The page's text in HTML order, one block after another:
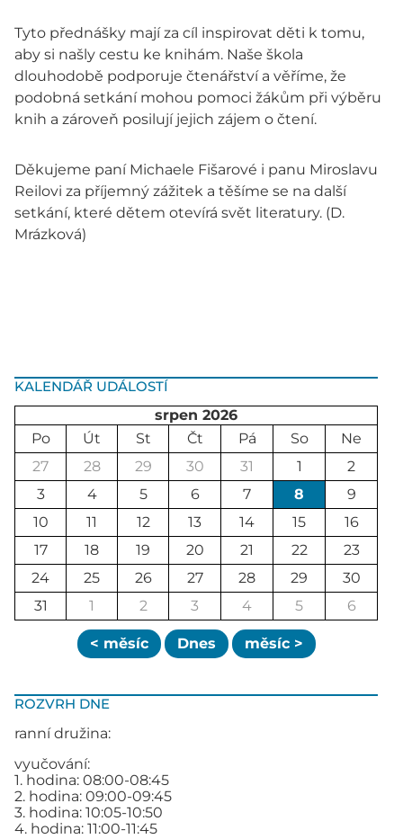
KALENDÁŘ UDÁLOSTÍ
srpen 2026
Po
Út St Čt Pá So
Ne
27
28 29 30 31 1
2
3
4 5 6 7 8
9
10
11 12 13 14 15
16
17
18 19 20 21 22
23
24
25 26 27 28 29
30
31
1 2 3 4 5 6
< měsíc Dnes měsíc >
ROZVRH DNE
ranní družina:
vyučování:
1. hodina: 08:00-08:45
2. hodina: 09:00-09:45
3. hodina: 10:05-10:50
4. hodina: 11:00-11:45
Tyto přednášky mají za cíl inspirovat děti k tomu,
aby si našly cestu ke knihám. Naše škola
dlouhodobě podporuje čtenářství a věříme, že
podobná setkání mohou pomoci žákům při výběru
knih a zároveň posilují jejich zájem o čtení.
Děkujeme paní Michaele Fišarové i panu Miroslavu
Reilovi za příjemný zážitek a těšíme se na další
setkání, které dětem otevírá svět literatury. (D.
Mrázková)